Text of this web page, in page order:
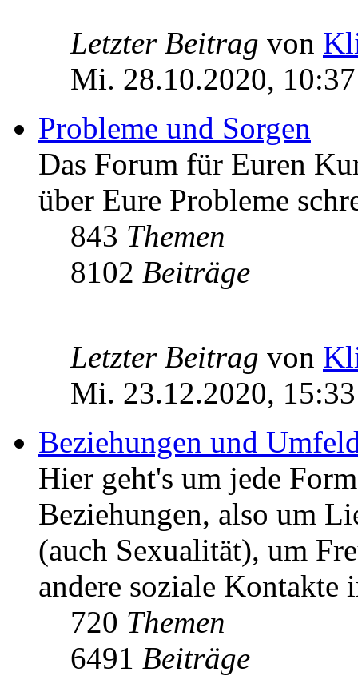
Letzter Beitrag von
Mi. 28.10.2020, 10:37
Probleme und Sorgen
Das Forum für Euren
über Eure Probleme
843 Themen
8102 Beiträge
Letzter Beitrag von
Mi. 23.12.2020, 15:33
Beziehungen und
Hier geht's um jede
Beziehungen, also um
(auch Sexualität), um
andere soziale Kontakte
720 Themen
6491 Beiträge